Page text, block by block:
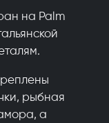
на Palm
рыбная
а